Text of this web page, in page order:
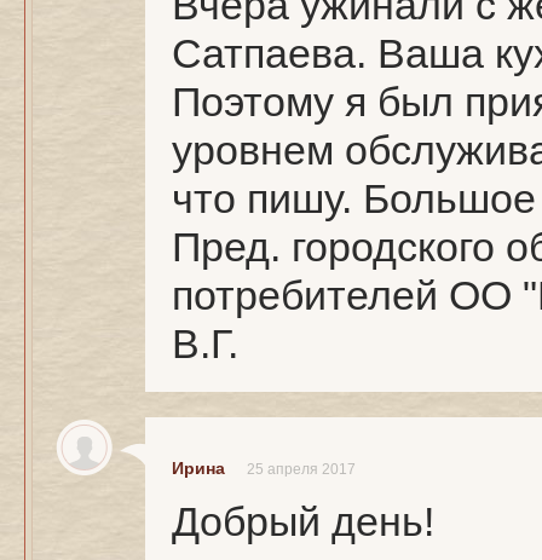
Сатпаева. Ваша
Поэтому я был
уровнем
что пишу.
Пред. городского
потребителей ОО
В.Г.
Ирина 25 апреля 2017
Добрый день!